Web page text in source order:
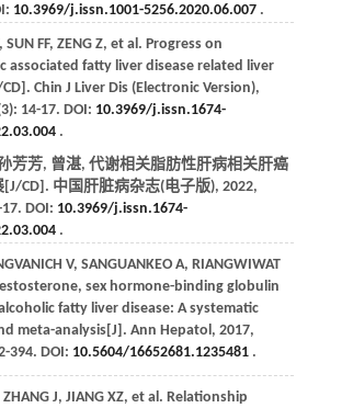
10.3969/j.issn.1001-5256.2020.06.007.
SUN FF, ZENG Z, et al. Progress on
associated fatty liver disease related liver
Chin J Liver Dis (Electronic Version),
14-17. DOI: 10.3969/j.issn.1674-
.
芳芳, 曾湛, 代谢相关脂肪性肝病相关肝癌
CD]. 中国肝脏病杂志(电子版), 2022,
DOI: 10.3969/j.issn.1674-
.
V, SANGUANKEO A, RIANGWIWAT
sex hormone-binding globulin
fatty liver disease: A systematic
meta-analysis[J]. Ann Hepatol , 2017,
394. DOI: 10.5604/16652681.1235481.
ZHANG J, JIANG XZ, et al. Relationship